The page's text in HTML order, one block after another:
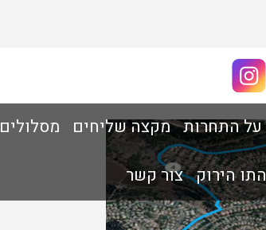
על התחרות מקצה שליחים מסלולים
התו הירוק צור קשר